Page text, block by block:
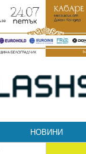
НОВИНИ